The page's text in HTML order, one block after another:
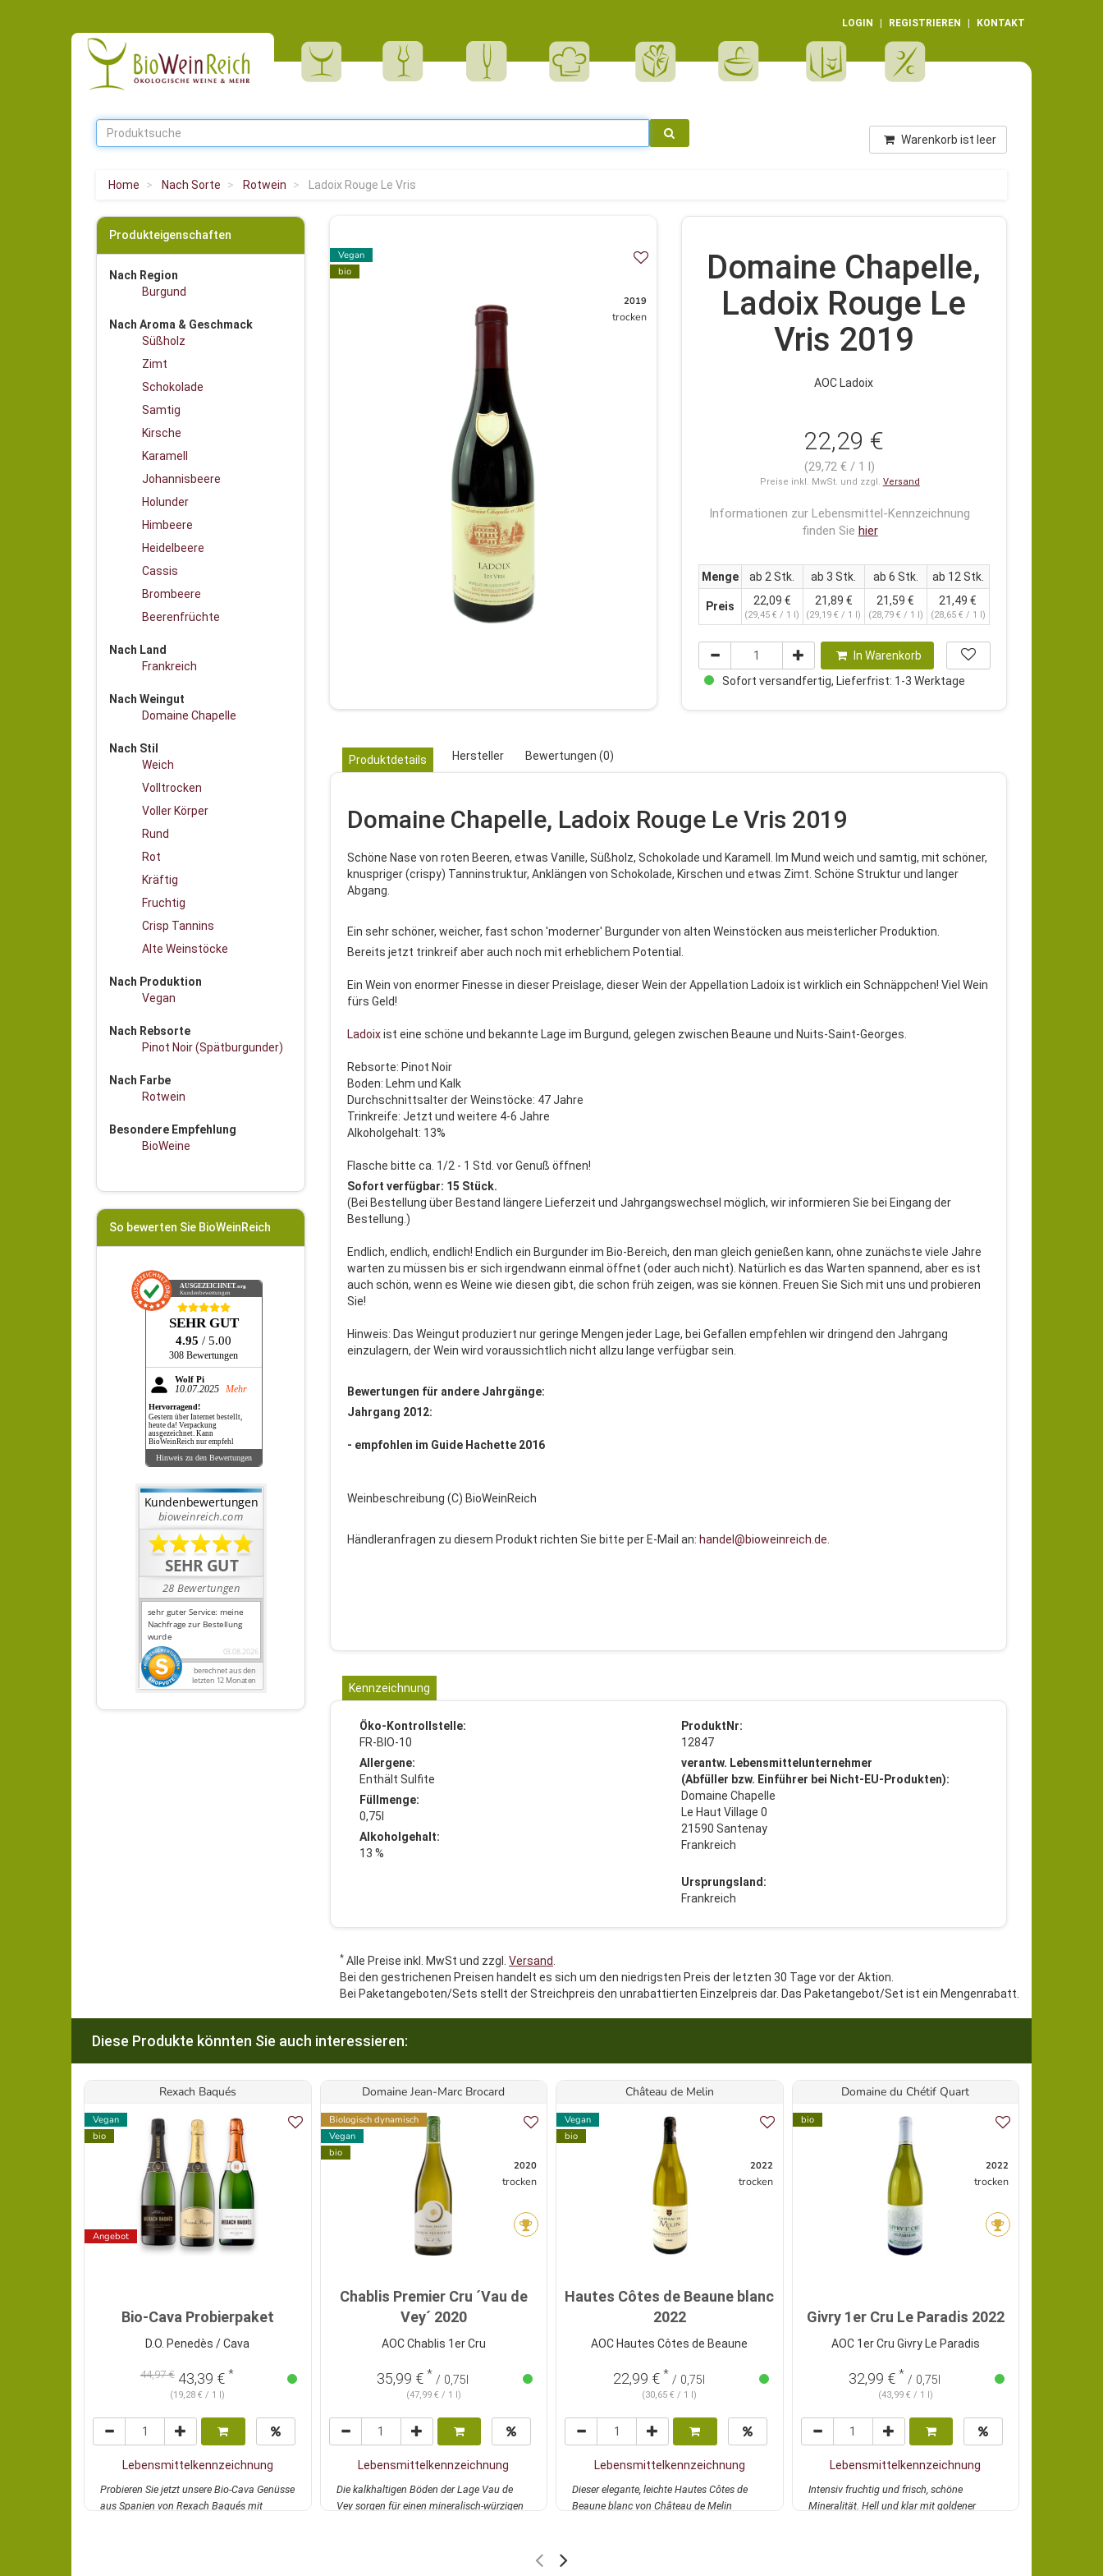
LOGIN REGISTRIEREN KONTAKT
Warenkorb ist leer
Home Nach Sorte Rotwein Ladoix Rouge Le Vris
Produkteigenschaften
Nach Region
Burgund
Nach Aroma & Geschmack
Süßholz
Zimt
Schokolade
Samtig
Kirsche
Karamell
Johannisbeere
Holunder
Himbeere
Heidelbeere
Cassis
Brombeere
Beerenfrüchte
Nach Land
Frankreich
Nach Weingut
Domaine Chapelle
Nach Stil
Weich
Volltrocken
Voller Körper
Rund
Rot
Kräftig
Fruchtig
Crisp Tannins
Alte Weinstöcke
Nach Produktion
Vegan
Nach Rebsorte
Pinot Noir (Spätburgunder)
Nach Farbe
Rotwein
Besondere Empfehlung
BioWeine
So bewerten Sie BioWeinReich
AUSGEZEICHNET.org
Kundenbewertungen
SEHR GUT
4.95 / 5.00
308 Bewertungen
Wolf Pi
10.07.2025 Mehr
Hervorragend!
Gestern über Internet bestellt,
heute da! Verpackung
ausgezeichnet. Kann
BioWeinReich nur empfehl
Hinweis zu den Bewertungen
Vegan
bio
2019
trocken
Domaine Chapelle,
Ladoix Rouge Le
Vris 2019
AOC Ladoix
22,29 €
(29,72 € / 1 l)
Preise inkl. MwSt. und zzgl. Versand
Informationen zur Lebensmittel-Kennzeichnung
finden Sie hier
Menge ab 2 Stk. ab 3 Stk. ab 6 Stk. ab 12 Stk.
Preis 22,09 €
(29,45 € / 1 l)
21,89 €
(29,19 € / 1 l)
21,59 €
(28,79 € / 1 l)
21,49 €
(28,65 € / 1 l)
In Warenkorb
Sofort versandfertig, Lieferfrist: 1-3 Werktage
Produktdetails Hersteller Bewertungen (0)
Domaine Chapelle, Ladoix Rouge Le Vris 2019
Schöne Nase von roten Beeren, etwas Vanille, Süßholz, Schokolade und Karamell. Im Mund weich und samtig, mit schöner,
knuspriger (crispy) Tanninstruktur, Anklängen von Schokolade, Kirschen und etwas Zimt. Schöne Struktur und langer
Abgang.
Ein sehr schöner, weicher, fast schon 'moderner' Burgunder von alten Weinstöcken aus meisterlicher Produktion.
Bereits jetzt trinkreif aber auch noch mit erheblichem Potential.
Ein Wein von enormer Finesse in dieser Preislage, dieser Wein der Appellation Ladoix ist wirklich ein Schnäppchen! Viel Wein
fürs Geld!
Ladoixist eine schöne und bekannte Lage im Burgund, gelegen zwischen Beaune und Nuits-Saint-Georges.
Rebsorte: Pinot Noir
Boden: Lehm und Kalk
Durchschnittsalter der Weinstöcke: 47 Jahre
Trinkreife: Jetzt und weitere 4-6 Jahre
Alkoholgehalt: 13%
Flasche bitte ca. 1/2 - 1 Std. vor Genuß öffnen!
Sofort verfügbar: 15 Stück.
(Bei Bestellung über Bestand längere Lieferzeit und Jahrgangswechsel möglich, wir informieren Sie bei Eingang der
Bestellung.)
Endlich, endlich, endlich! Endlich ein Burgunder im Bio-Bereich, den man gleich genießen kann, ohne zunächste viele Jahre
warten zu müssen bis er sich irgendwann einmal öffnet (oder auch nicht). Natürlich es das Warten spannend, aber es ist
auch schön, wenn es Weine wie diesen gibt, die schon früh zeigen, was sie können. Freuen Sie Sich mit uns und probieren
Sie!
Hinweis: Das Weingut produziert nur geringe Mengen jeder Lage, bei Gefallen empfehlen wir dringend den Jahrgang
einzulagern, der Wein wird voraussichtlich nicht allzu lange verfügbar sein.
Bewertungen für andere Jahrgänge:
Jahrgang 2012:
- empfohlen im Guide Hachette 2016
Weinbeschreibung (C) BioWeinReich
Händleranfragen zu diesem Produkt richten Sie bitte per E-Mail an: handel@bioweinreich.de
Kennzeichnung
Öko-Kontrollstelle:
FR-BIO-10
Allergene:
Enthält Sulfite
Füllmenge:
0,75l
Alkoholgehalt:
13 %
ProduktNr:
12847
verantw. Lebensmittelunternehmer
(Abfüller bzw. Einführer bei Nicht-EU-Produkten):
Domaine Chapelle
Le Haut Village 0
21590 Santenay
Frankreich
Ursprungsland:
Frankreich
* Alle Preise inkl. MwSt und zzgl. Versand
Bei den gestrichenen Preisen handelt es sich um den niedrigsten Preis der letzten 30 Tage vor der Aktion.
Bei Paketangeboten/Sets stellt der Streichpreis den unrabattierten Einzelpreis dar. Das Paketangebot/Set ist ein Mengenrabatt.
Diese Produkte könnten Sie auch interessieren:
Rexach Baqués
Vegan
bio
Angebot
Bio-Cava Probierpaket
D.O. Penedès / Cava
44,97 €43,39 € *
(19,28 € / 1 l)
Lebensmittelkennzeichnung
Probieren Sie jetzt unsere Bio-Cava Genüsse
aus Spanien von Rexach Baqués mit
Domaine Jean-Marc Brocard
Biologisch dynamisch
Vegan
bio
2020
trocken
Chablis Premier Cru ´Vau de
Vey´ 2020
AOC Chablis 1er Cru
35,99 € * / 0,75l
(47,99 € / 1 l)
Lebensmittelkennzeichnung
Die kalkhaltigen Böden der Lage Vau de
Vey sorgen für einen mineralisch-würzigen
Château de Melin
Vegan
bio
2022
trocken
Hautes Côtes de Beaune blanc
2022
AOC Hautes Côtes de Beaune
22,99 € * / 0,75l
(30,65 € / 1 l)
Lebensmittelkennzeichnung
Dieser elegante, leichte Hautes Côtes de
Beaune blanc von Château de Melin
Domaine du Chétif Quart
bio
2022
trocken
Givry 1er Cru Le Paradis 2022
AOC 1er Cru Givry Le Paradis
32,99 € * / 0,75l
(43,99 € / 1 l)
Lebensmittelkennzeichnung
Intensiv fruchtig und frisch, schöne
Mineralität. Hell und klar mit goldener